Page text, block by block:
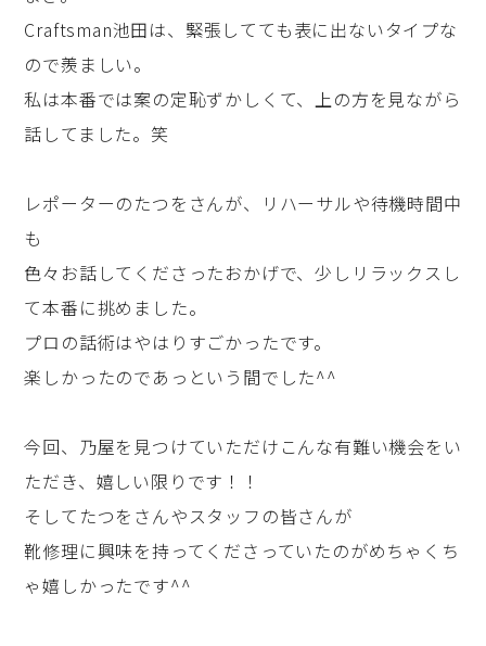
Craftsman池田は、緊張してても表に出ないタイプな
ので羨ましい。
私は本番では案の定恥ずかしくて、上の方を見ながら
話してました。笑
レポーターのたつをさんが、リハーサルや待機時間中
も
色々お話してくださったおかげで、少しリラックスし
て本番に挑めました。
プロの話術はやはりすごかったです。
楽しかったのであっという間でした^^
今回、乃屋を見つけていただけこんな有難い機会をい
ただき、嬉しい限りです！！
そしてたつをさんやスタッフの皆さんが
靴修理に興味を持ってくださっていたのがめちゃくち
ゃ嬉しかったです^^